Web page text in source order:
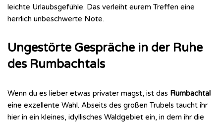
leichte Urlaubsgefühle. Das verleiht eurem Treffen eine
herrlich unbeschwerte Note.
Ungestörte Gespräche in der Ruhe
des Rumbachtals
Wenn du es lieber etwas privater magst, ist das Rumbachtal
eine exzellente Wahl. Abseits des großen Trubels taucht ihr
hier in ein kleines, idyllisches Waldgebiet ein, in dem ihr die